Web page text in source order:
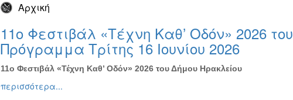
Αρχική
11ο Φεστιβάλ «Τέχνη Καθ’ Οδόν» 2026
Πρόγραμμα Τρίτης 16 Ιουνίου 2026
11ο Φεστιβάλ «Τέχνη Καθ’ Οδόν» 2026 του Δήμου Ηρακλείου
περισσότερα...